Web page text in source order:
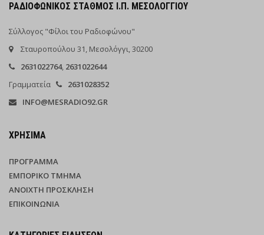
ΡΑΔΙΟΦΩΝΙΚΌΣ ΣΤΑΘΜΌΣ Ι.Π. ΜΕΣΟΛΟΓΓΊΟΥ
Σύλλογος "Φίλοι του Ραδιοφώνου"
Σταυροπούλου 31, Μεσολόγγι, 30200
2631022764, 2631022644
Γραμματεία
2631028352
INFO@MESRADIO92.GR
ΧΡΉΣΙΜΑ
ΠΡΌΓΡΑΜΜΑ
ΕΜΠΟΡΙΚΌ ΤΜΉΜΑ
ΑΝΟΙΧΤΉ ΠΡΌΣΚΛΗΣΗ
ΕΠΙΚΟΙΝΩΝΊΑ